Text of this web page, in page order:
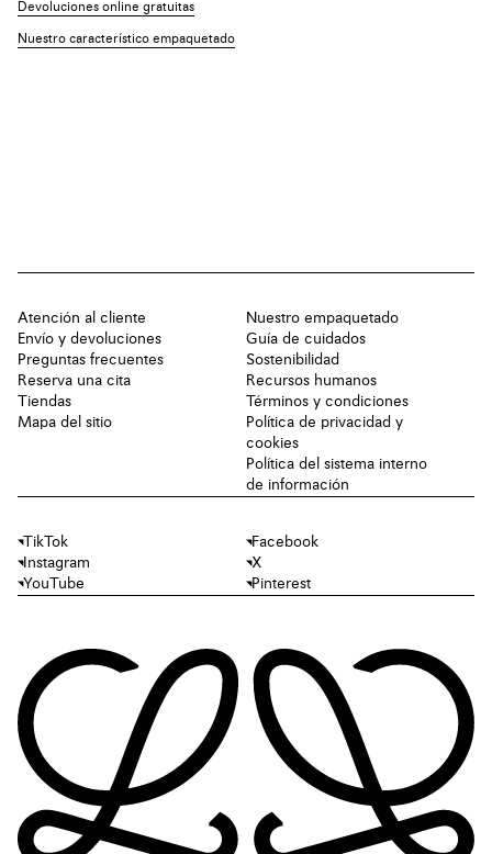
Devoluciones online gratuitas
Nuestro característico empaquetado
Atención al cliente
Envío y devoluciones
Preguntas frecuentes
Reserva una cita
Tiendas
Mapa del sitio
Nuestro empaquetado
Guía de cuidados
Sostenibilidad
Recursos humanos
Términos y condiciones
Política de privacidad y
cookies
Política del sistema interno
de información
TikTok
Facebook
Instagram
X
YouTube
Pinterest